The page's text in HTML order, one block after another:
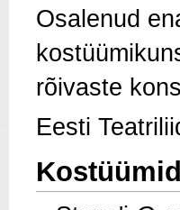
Osalenud
rõivaste
Eesti
Kostüümid